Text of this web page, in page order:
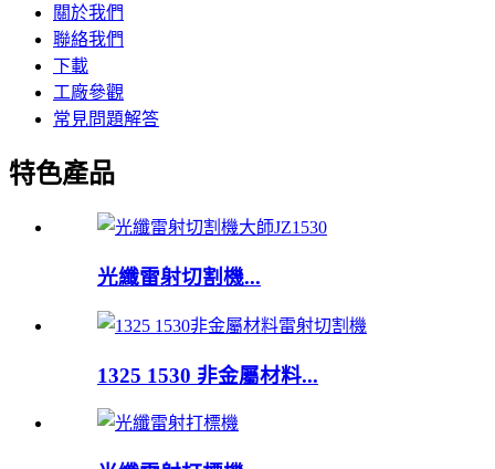
關於我們
聯絡我們
下載
工廠參觀
常見問題解答
特色產品
光纖雷射切割機...
1325 1530 非金屬材料...